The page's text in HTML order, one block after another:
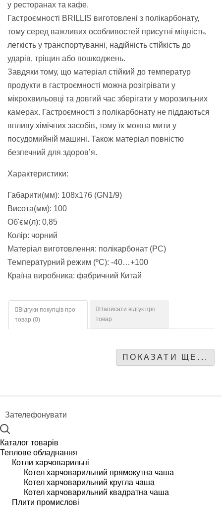
у ресторанах та кафе.
Гастроємності BRILLIS виготовлені з полікарбонату,
тому серед важливих особливостей присутні міцність,
легкість у транспортуванні, надійність стійкість до
ударів, тріщин або пошкоджень.
Завдяки тому, що матеріал стійкий до температур
продукти в гастроємності можна розігрівати у
мікрохвильовці та довгий час зберігати у морозильних
камерах. Гастроємності з полікарбонату не піддаються
впливу хімічних засобів, тому їх можна мити у
посудомийній машині. Також матеріал повністю
безпечний для здоров’я.
Характеристики:
Габарити(мм): 108х176 (GN1/9)
Висота(мм): 100
Об'єм(л): 0,85
Колір: чорний
Матеріал виготовлення: полікарбонат (PC)
Температурний режим (ºC): -40…+100
Країна виробника: фабричний Китай
Відгуки покупців про
товар (0)
Написати відгук про
товар
ПОКАЗАТИ ЩЕ...
Зателефонувати
Каталог товарів
Теплове обладнання
Котли харчоварильні
Котел харчоварильний прямокутна чаша
Котел харчоварильний кругла чаша
Котел харчоварильний квадратна чаша
Плити промислові